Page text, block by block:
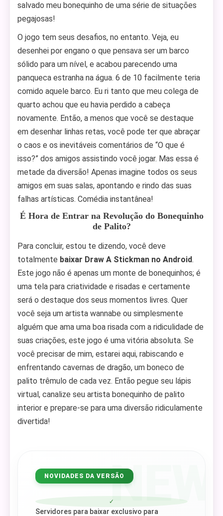
salvado meu bonequinho de uma série de situações
pegajosas!
O jogo tem seus desafios, no entanto. Veja, eu
desenhei por engano o que pensava ser um barco
sólido para um nível, e acabou parecendo uma
panqueca estranha na água. 6 de 10 facilmente teria
comido aquele barco. Eu ri tanto que meu colega de
quarto achou que eu havia perdido a cabeça
novamente. Então, a menos que você se destaque
em desenhar linhas retas, você pode ter que abraçar
o caos e os inevitáveis comentários de “O que é
isso?” dos amigos assistindo você jogar. Mas essa é
metade da diversão! Apenas imagine todos os seus
amigos em suas salas, apontando e rindo das suas
falhas artísticas. Comédia instantânea!
É Hora de Entrar na Revolução do Bonequinho
de Palito?
Para concluir, estou te dizendo, você deve
totalmente baixar Draw A Stickman no Android.
Este jogo não é apenas um monte de bonequinhos; é
uma tela para criatividade e risadas e certamente
será o destaque dos seus momentos livres. Quer
você seja um artista wannabe ou simplesmente
alguém que ama uma boa risada com a ridiculidade de
suas criações, este jogo é uma vitória absoluta. Se
você precisar de mim, estarei aqui, rabiscando e
enfrentando cavernas de dragão, um boneco de
palito trêmulo de cada vez. Então pegue seu lápis
virtual, canalize seu artista bonequinho de palito
interior e prepare-se para uma diversão ridiculamente
divertida!
NEW
NOVIDADES DA VERSÃO
✓
Servidores para baixar exclusivo para